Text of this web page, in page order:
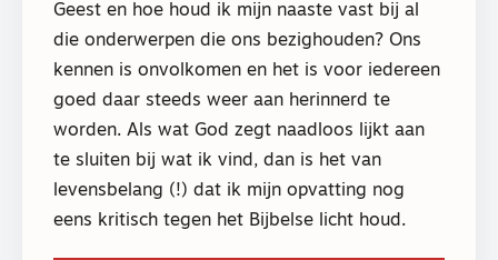
Geest en hoe houd ik mijn naaste vast bij al
die onderwerpen die ons bezighouden? Ons
kennen is onvolkomen en het is voor iedereen
goed daar steeds weer aan herinnerd te
worden. Als wat God zegt naadloos lijkt aan
te sluiten bij wat ik vind, dan is het van
levensbelang (!) dat ik mijn opvatting nog
eens kritisch tegen het Bijbelse licht houd.